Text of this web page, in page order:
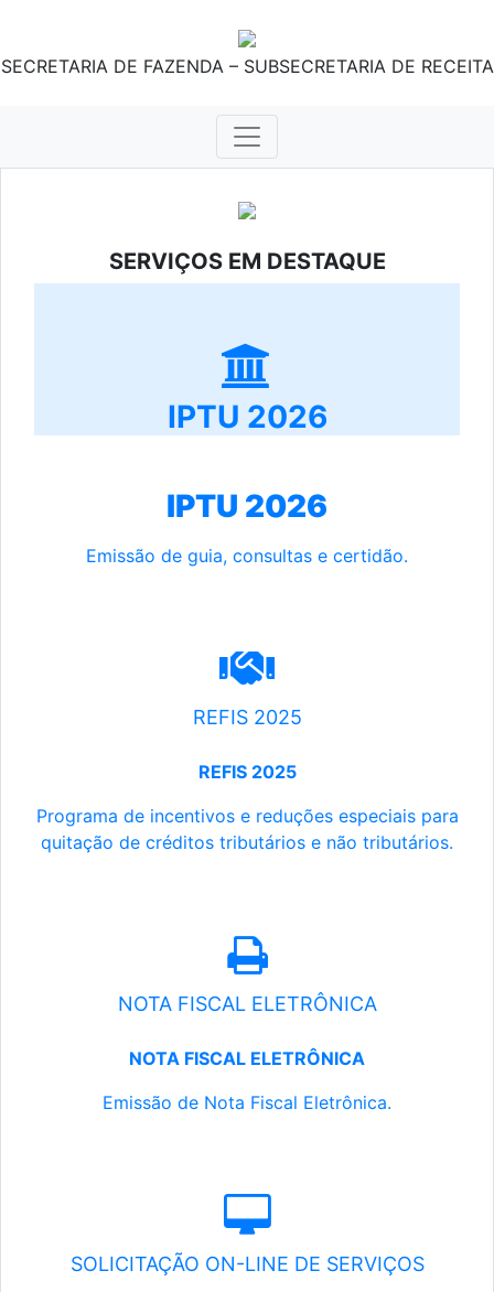
SECRETARIA DE FAZENDA – SUBSECRETARIA DE RECEITA
SERVIÇOS EM DESTAQUE
IPTU 2026
IPTU 2026
Emissão de guia, consultas e certidão.
REFIS 2025
REFIS 2025
Programa de incentivos e reduções especiais para
quitação de créditos tributários e não tributários.
NOTA FISCAL ELETRÔNICA
NOTA FISCAL ELETRÔNICA
Emissão de Nota Fiscal Eletrônica.
SOLICITAÇÃO ON-LINE DE SERVIÇOS